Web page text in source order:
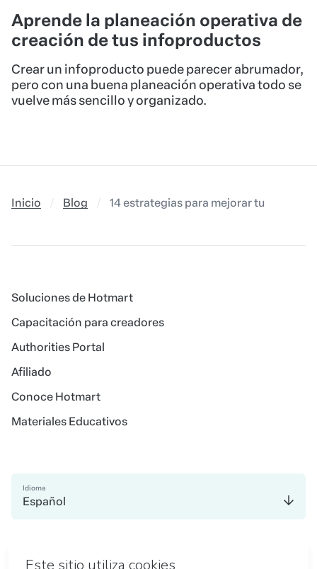
Aprende la planeación operativa de
creación de tus infoproductos
Crear un infoproducto puede parecer abrumador,
pero con una buena planeación operativa todo se
vuelve más sencillo y organizado.
Inicio Blog 14 estrategias para mejorar tu
Soluciones de Hotmart
Capacitación para creadores
Authorities Portal
Afiliado
Conoce Hotmart
Materiales Educativos
Idioma
Español